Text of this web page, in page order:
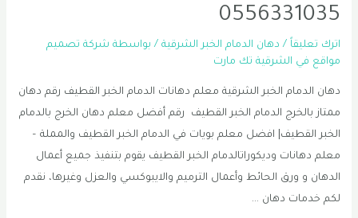
0556331035
اترك تعليقاً / دهان الدمام الخبر الشرقية / بواسطة شركة تصميم
مواقع في الشرقية تك مارت
دهان الدمام الخبر الشرقية معلم دهانات الدمام الخبر القطيف رقم دهان
ممتاز بالخرج الدمام الخبر القطيف رقم أفضل معلم دهان الخرج بالدمام
الخبر القطيف| افضل معلم بويات في الدمام الخبر القطيف والمملة –
معلم دهانات وديكوراتالدمام الخبر القطيف يقوم بتنفيذ جميع أعمال
الدهان و ورق الحائط وأعمال الترميم والايبوكسي والعزل وغيرها، نقدم
لكم خدمات دهان …